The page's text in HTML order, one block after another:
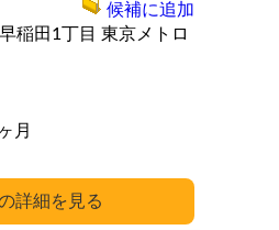
詳細
早稲田1丁目 東京メトロ
ヶ月
候補に追加